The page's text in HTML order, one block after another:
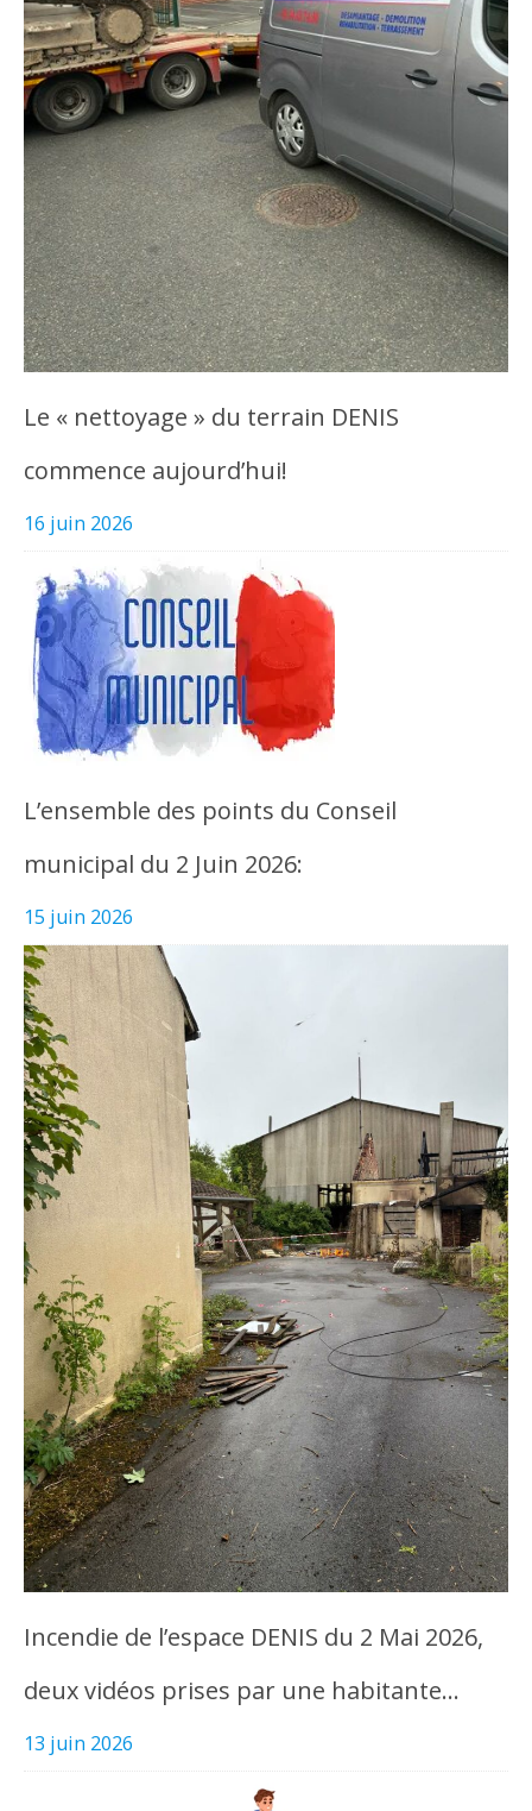
Le « nettoyage » du terrain DENIS
commence aujourd’hui!
16 juin 2026
L’ensemble des points du Conseil
municipal du 2 Juin 2026:
15 juin 2026
Incendie de l’espace DENIS du 2 Mai 2026,
deux vidéos prises par une habitante…
13 juin 2026